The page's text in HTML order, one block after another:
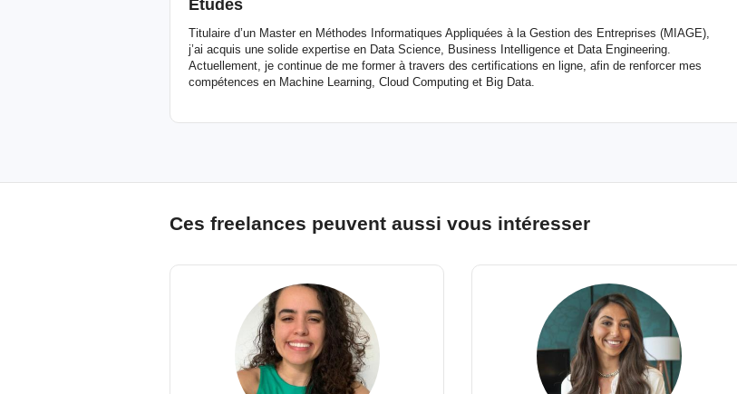
Etudes
Titulaire d’un Master en Méthodes Informatiques Appliquées à la Gestion des Entreprises (MIAGE),
j’ai acquis une solide expertise en Data Science, Business Intelligence et Data Engineering.
Actuellement, je continue de me former à travers des certifications en ligne, afin de renforcer mes
compétences en Machine Learning, Cloud Computing et Big Data.
Ces freelances peuvent aussi vous intéresser